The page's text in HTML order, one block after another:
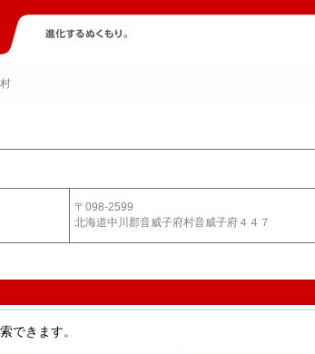
〒098-2599
北海道中川郡音威子府村音威子府４４７
できます。